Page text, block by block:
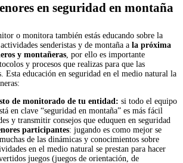
en seguridad en montaña
o monitora también estás educando sobre la
senderistas y de montaña a la próxima
y montañeras, por ello es importante
y procesos que realizas para que las
Esta educación en seguridad en el medio natural la
de monitorado de tu entidad: si todo el equipo
en clave “seguridad en montaña” es más fácil
y transmitir consejos que eduquen en seguridad
participantes: jugando es como mejor se
de las dinámicas y conocimientos sobre
en el medio natural se prestan para hacer
juegos (juegos de orientación, de